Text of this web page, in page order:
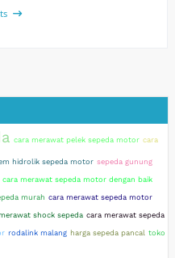
cara merawat pelek sepeda motor cara
hidrolik sepeda motor sepeda gunung
cara merawat sepeda motor dengan baik
murah cara merawat sepeda motor
shock sepeda cara merawat sepeda
rodalink malang harga sepeda pancal toko